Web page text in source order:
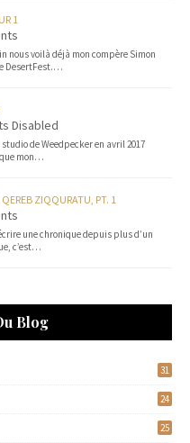
1
nous voilà déjà mon compère Simon
DesertFest.…
Disabled
de Weedpecker en avril 2017
mon…
ZIQQURATU, PT. 1
une chronique depuis plus d’un
c’est…
Blog
31
24
25